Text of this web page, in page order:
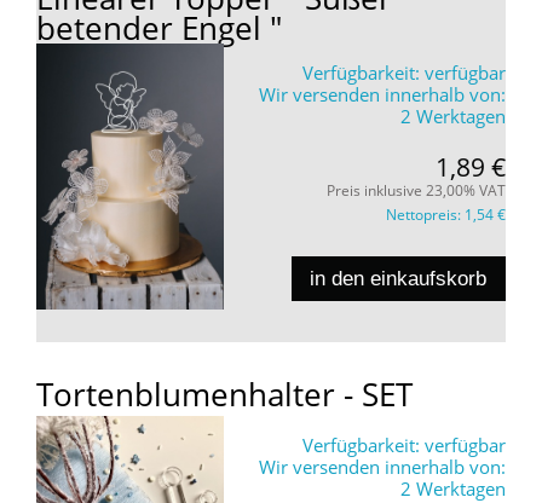
betender Engel "
Verfügbarkeit: verfügbar
Wir versenden innerhalb von:
2 Werktagen
1,89 €
Preis inklusive 23,00% VAT
Nettopreis: 1,54 €
in den einkaufskorb
Tortenblumenhalter - SET
Verfügbarkeit: verfügbar
Wir versenden innerhalb von:
2 Werktagen